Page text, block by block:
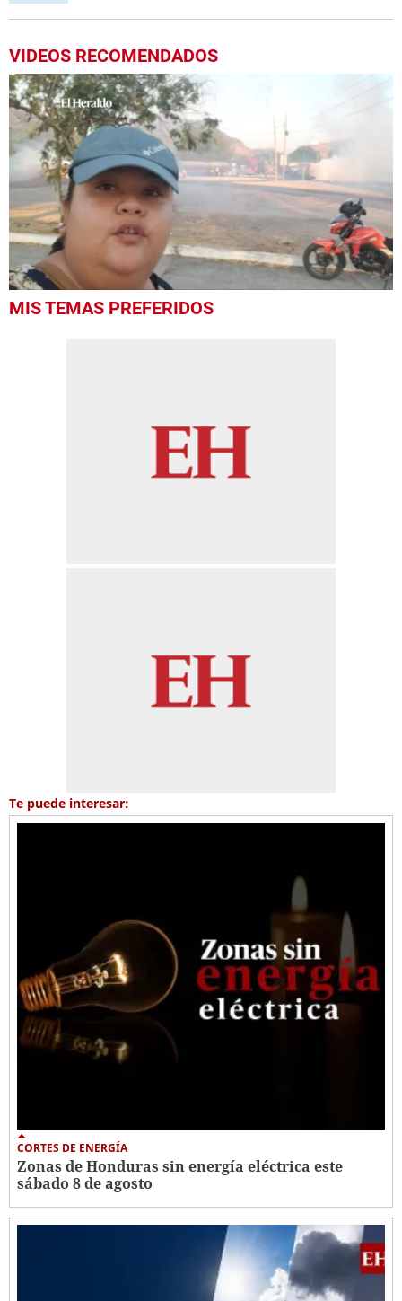
VIDEOS RECOMENDADOS
seconds
MIS TEMAS PREFERIDOS
Te puede interesar:
CORTES DE ENERGÍA
Zonas de Honduras sin energía eléctrica este
sábado 8 de agosto